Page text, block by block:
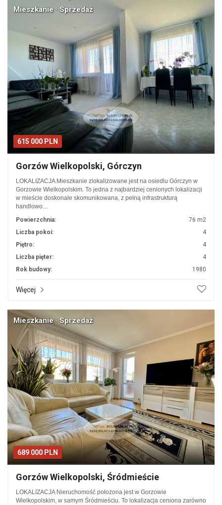
615 000 PLN
Mieszkanie · Sprzedaż
Gorzów Wielkopolski, Górczyn
LOKALIZACJA Mieszkanie zlokalizowane jest na osiedlu Górczyn w
Gorzowie Wielkopolskim. To jedna z najbardziej cenionych lokalizacji
w mieście doskonale skomunikowana, z pełną infrastrukturą
handlowo…
Powierzchnia:
76 m2
Liczba pokoi:
4
Piętro:
4
Liczba pięter:
4
Rok budowy:
1980
Więcej
689 000 PLN
Mieszkanie · Sprzedaż
Gorzów Wielkopolski, Śródmieście
LOKALIZACJA Nieruchomość położona jest w Gorzowie
Wielkopolskim, w samym Śródmieściu. To lokalizacja ceniona zarówno